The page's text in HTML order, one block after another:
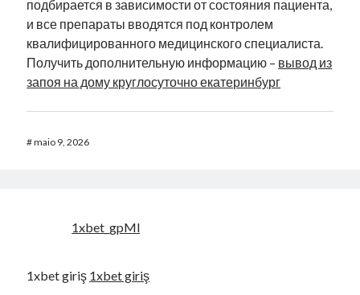
подбирается в зависимости от состояния пациента,
и все препараты вводятся под контролем
квалифицированного медицинского специалиста.
Получить дополнительную информацию – вывод из
запоя на дому круглосуточно екатеринбург
#maio 9, 2026
1xbet_gpMl
1xbet giriş 1xbet giriş